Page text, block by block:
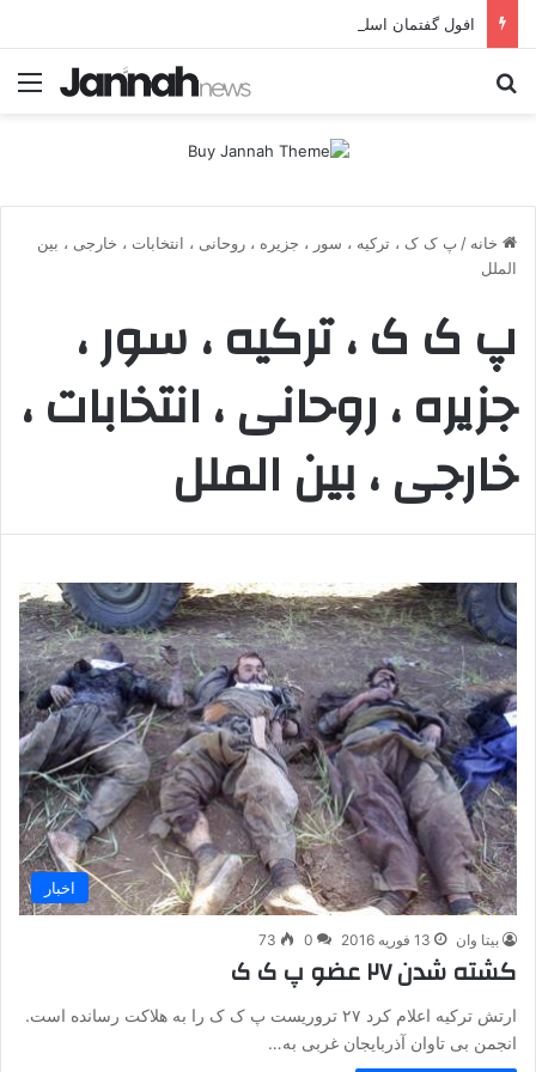
خانه / پ ک ک ، ترکیه ، سور ، جزیره ، روحانی ، انتخابات ، خارجی ، بین
الملل
پ ک ک ، ترکیه ، سور ،
جزیره ، روحانی ، انتخابات ،
خارجی ، بین الملل
اخبار
بیتا وان 13 فوریه 2016 0
73
کشته شدن ۲۷ عضو پ ک ک
ارتش ترکیه اعلام کرد ۲۷ تروریست پ ک ک را به هلاکت رسانده است.
انجمن بی تاوان آذربایجان غربی به…